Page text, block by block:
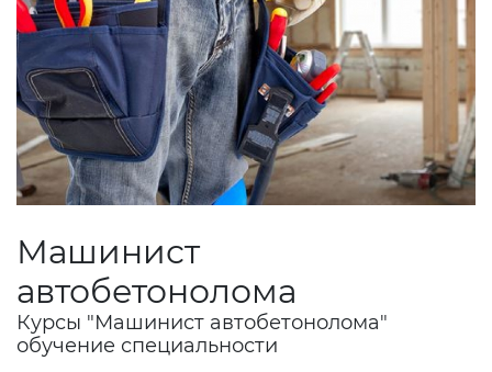
Машинист
автобетонолома
Курсы "Машинист автобетонолома"
обучение специальности